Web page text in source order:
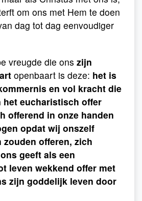
om ons met Hem te doen
dag tot dag eenvoudiger
vreugde die ons zijn
openbaart is deze: het is
en vol kracht die
eucharistisch offer
offerend in onze handen
opdat wij onszelf
zouden offeren, zich
geeft als een
leven wekkend offer met
zijn goddelijk leven door